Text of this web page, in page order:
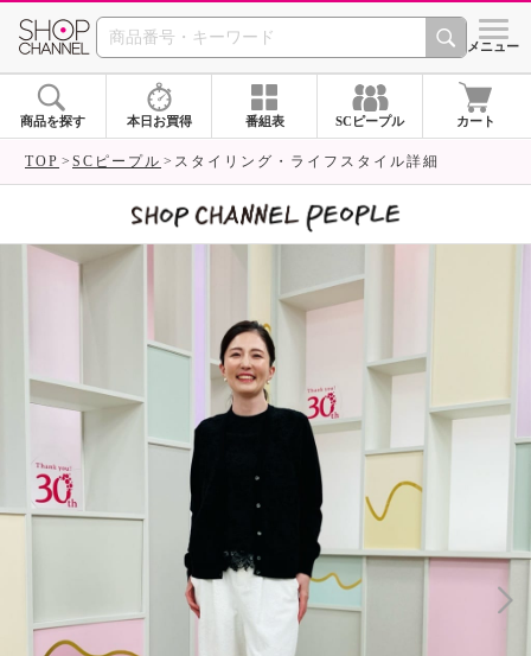
SHOP CHANNEL シメニュー
商品を探す 本日お買得 番組表 SCピープル カート
TOP SCピープル スタイリング・ライフスタイル詳細